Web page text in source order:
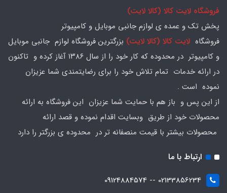
فروشگاه لایت کالا (کالا لایت)
پخش تک و عمده ی لوازم جانبی موبایل و کامپیوتر
فروشگاه لایت کالا (کالا لایت) بزرگترین فروشگاه لوازم جانبی موبایل
و کامپیوتر در محدوده که کار خود را از سال ۱۳۸۶ آغاز کرده و تاکنون
در ارائه خدمات تمام تلاش خود را برای رضایتمندی شما عزیزان
نموده است .
از این پس و باز هم با حمایت شما عزیزان این فروشگاه به ارائه
محصولات خود از طریق وبسایت اقدام نموده و قصد ارائه
محصولات بیشتر با قیمت منصفانه تر در محدوده ی بزرگتر را دارد
ارتباط با ما
02133856234 -- 09124884574